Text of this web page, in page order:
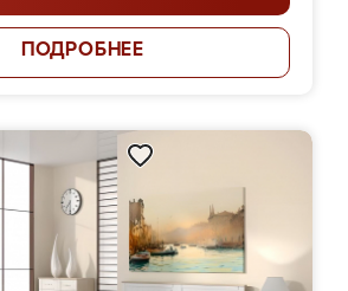
ПОДРОБНЕЕ